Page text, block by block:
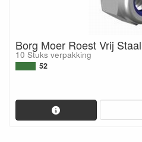
Borg Moer Roest Vrij
10 Stuks verpakking
52